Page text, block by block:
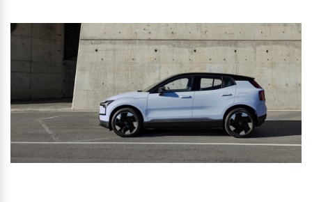
Volvo Gebrauchtwagenbörse
Gebrauchtwagen
Aktuelle Zubehörangebote
Zubehörkatalog
Unser Team
Unsere News & Events